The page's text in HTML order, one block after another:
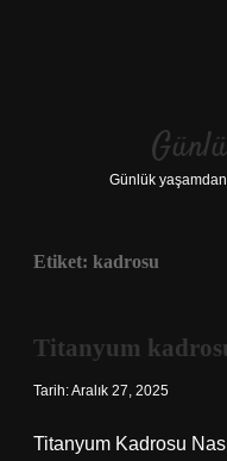
Günlük
Etiket: kadrosu
Titanyum
Tarih: Aralık 27, 2025
Titanyum Kadrosu